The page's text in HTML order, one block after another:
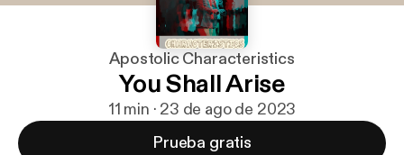
Apostolic Characteristics
You Shall Arise
11 min · 23 de ago de 2023
Prueba gratis